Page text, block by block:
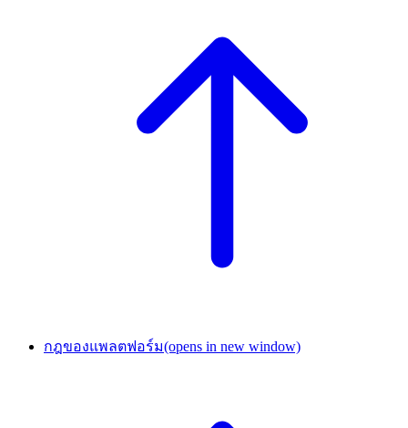
กฎของแพลตฟอร์ม(opens in new window)